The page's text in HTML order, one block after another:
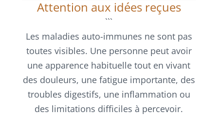
Attention aux idées reçues
```
Les maladies auto-immunes ne sont pas
toutes visibles. Une personne peut avoir
une apparence habituelle tout en vivant
des douleurs, une fatigue importante, des
troubles digestifs, une inflammation ou
des limitations difficiles à percevoir.